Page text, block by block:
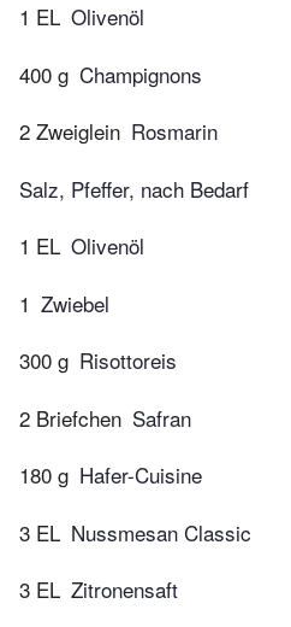
1 EL Olivenöl
400 g Champignons
2 Zweiglein Rosmarin
Salz, Pfeffer, nach Bedarf
1 EL Olivenöl
1 Zwiebel
300 g Risottoreis
2 Briefchen Safran
180 g Hafer-Cuisine
3 EL Nussmesan Classic
3 EL Zitronensaft